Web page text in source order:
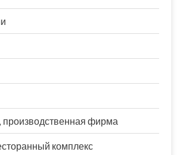
производственная фирма
комплекс